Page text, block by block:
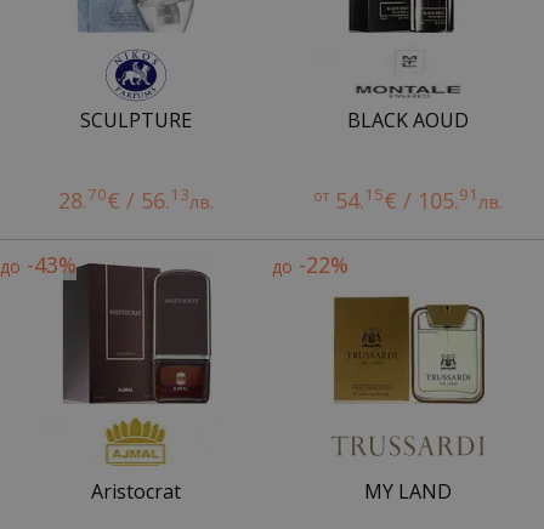
SCULPTURE
28.70€ / 56.13лв.
BLACK AOUD
от 54.15€ / 105.91лв.
до -43%
Aristocrat
до -22%
MY LAND